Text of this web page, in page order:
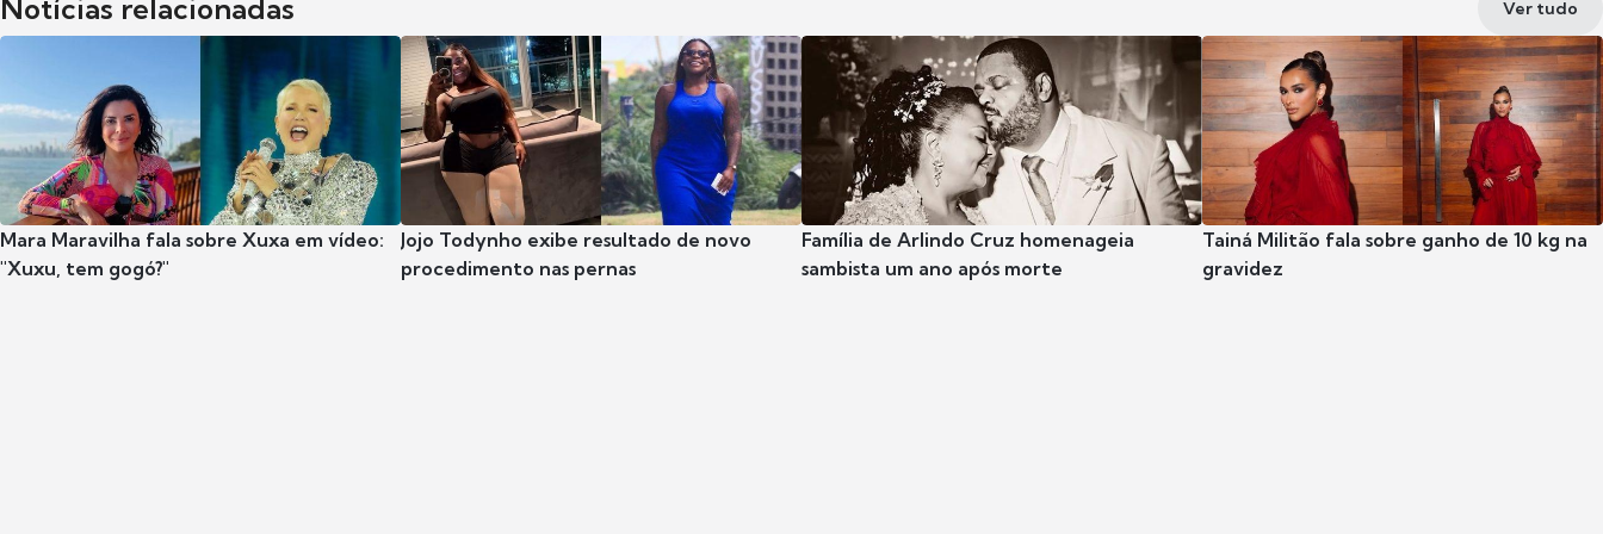
Notícias relacionadas Ver tudo
Mara Maravilha fala sobre Xuxa em vídeo:
"Xuxu, tem gogó?"
Jojo Todynho exibe resultado de novo
procedimento nas pernas
Família de Arlindo Cruz homenageia
sambista um ano após morte
Tainá Militão fala sobre ganho de 10 kg na
gravidez